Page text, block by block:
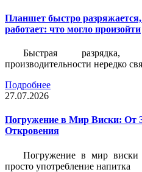
Планшет быстро разряжается,
работает: что могло произойти
Быстрая
производительности нередко
Подробнее
27.07.2026
Погружение в Мир Виски: От
Откровения
Погружение в мир
просто употребление напитка